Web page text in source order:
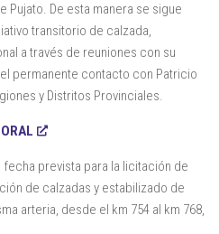
Pujato. De esta manera se sigue
transitorio de calzada,
a través de reuniones con su
permanente contacto con Patricio
y Distritos Provinciales.
fecha prevista para la licitación de
de calzadas y estabilizado de
arteria, desde el km 754 al km 768,